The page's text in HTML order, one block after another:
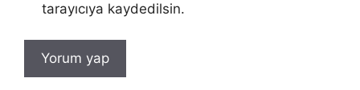
tarayıcıya kaydedilsin.